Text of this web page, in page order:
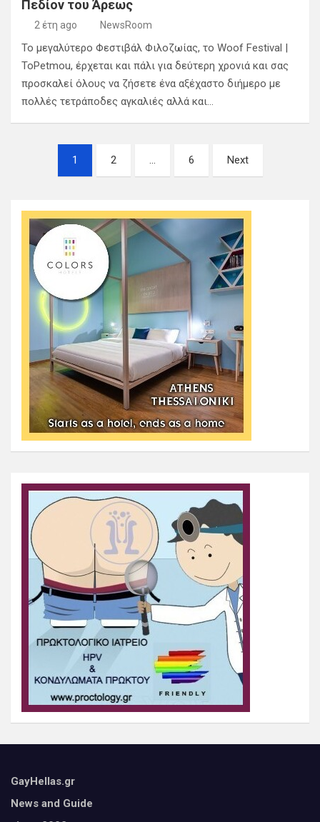
Πεδίον του Άρεως
2 έτη ago NewsRoom
Το μεγαλύτερο Φεστιβάλ Φιλοζωίας, το Woof Festival |
ToPetmou, έρχεται και πάλι για δεύτερη χρονιά και σας
προσκαλεί όλους να ζήσετε ένα αξέχαστο διήμερο με
πολλές τετράποδες αγκαλιές αλλά και…
Σελιδοποίηση
άρθρων
1 2 … 6 Next
GayHellas.gr
News and Guide